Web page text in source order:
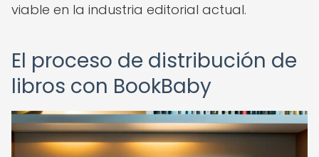
viable en la industria editorial actual.
El proceso de distribución de
libros con BookBaby